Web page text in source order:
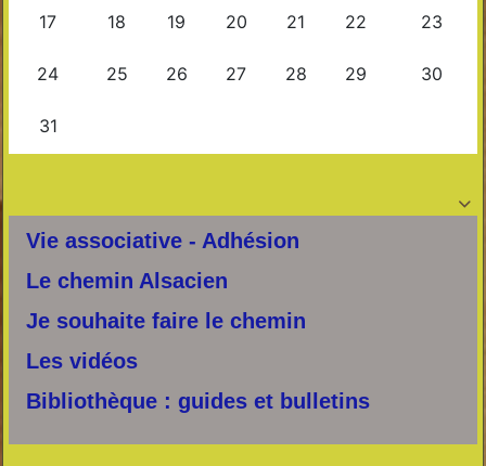

Vie associative - Adhésion
Le chemin Alsacien
Je souhaite faire le chemin
Les vidéos
Bibliothèque : guides et bulletins